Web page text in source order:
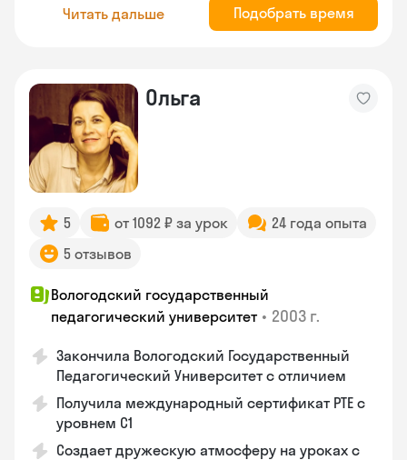
Читать дальше Подобрать время
Ольга
5 от 1092 ₽ за урок
24 года опыта
5 отзывов
Вологодский государственный
педагогический университет • 2003 г.
Закончила Вологодский Государственный
Педагогический Университет с отличием
Получила международный сертификат PTE с
уровнем C1
Создает дружескую атмосферу на уроках с